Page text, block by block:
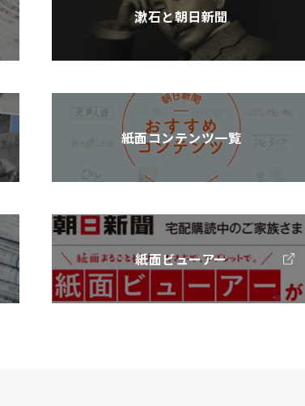
漱石と朝日新聞
紙面コンテンツ一覧
紙面ビューアー